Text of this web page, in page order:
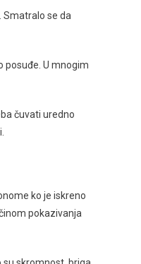
Smatralo se da
posuđe. U mnogim
čuvati uredno
ko je iskreno
pokazivanja